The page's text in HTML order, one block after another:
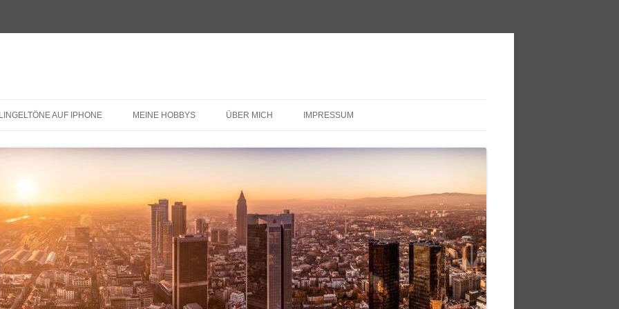
AUF IPHONE MEINE HOBBYS ÜBER MICH IMPRESSUM